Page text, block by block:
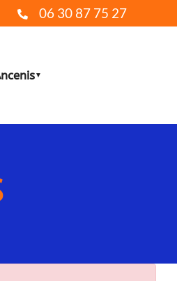
06 30 87 75 27
▼